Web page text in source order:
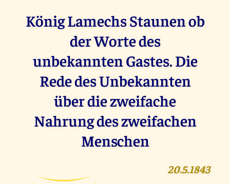
König Lamechs Staunen ob
der Worte des
unbekannten Gastes. Die
Rede des Unbekannten
über die zweifache
Nahrung des zweifachen
Menschen
20.5.1843